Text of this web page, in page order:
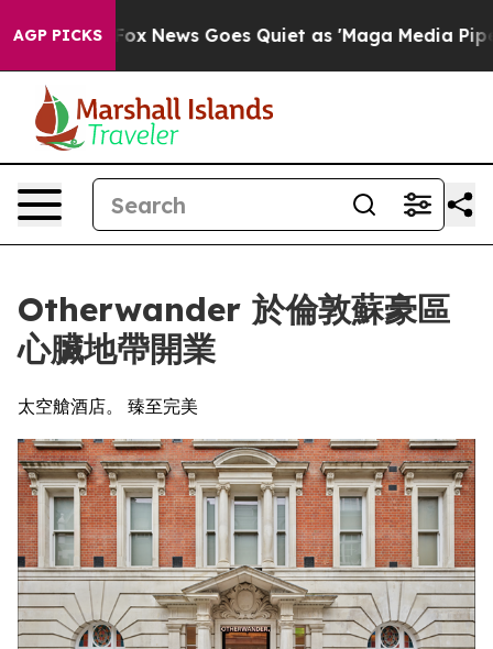
AGP PICKS
Fox News Goes Quiet as 'Maga Media Pipeline'
Otherwander 於倫敦蘇豪區
心臟地帶開業
太空艙酒店。 臻至完美